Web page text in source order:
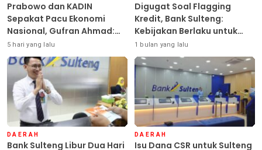
Prabowo dan KADIN
Sepakat Pacu Ekonomi
Nasional, Gufran Ahmad:
Sulteng Siap Ambil Peran
5 hari yang lalu
Digugat Soal Flagging
Kredit, Bank Sulteng:
Kebijakan Berlaku untuk
Seluruh Debitur ASN
1 bulan yang lalu
DAERAH
Bank Sulteng Libur Dua Hari
DAERAH
Isu Dana CSR untuk Sulteng